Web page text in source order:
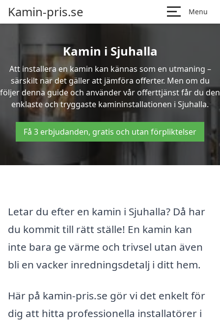
Kamin-pris.se Menu
Kamin i Sjuhalla
Att installera en kamin kan kännas som en utmaning –
särskilt när det gäller att jämföra offerter. Men om du
följer denna guide och använder vår offerttjänst får du den
enklaste och tryggaste kamininstallationen i Sjuhalla.
Få 3 erbjudanden, gratis och utan förpliktelser
Letar du efter en kamin i Sjuhalla? Då har
du kommit till rätt ställe! En kamin kan
inte bara ge värme och trivsel utan även
bli en vacker inredningsdetalj i ditt hem.
Här på kamin-pris.se gör vi det enkelt för
dig att hitta professionella installatörer i